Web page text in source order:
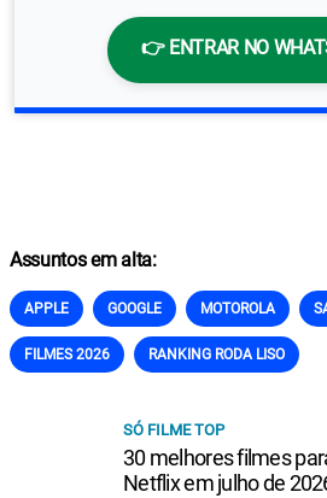
👉 ENTRAR NO
Assuntos em alta:
APPLE GOOGLE MOTOROLA
FILMES 2026 RANKING RODA LISO
SÓ FILME TOP
30 melhores filmes
Netflix em julho de